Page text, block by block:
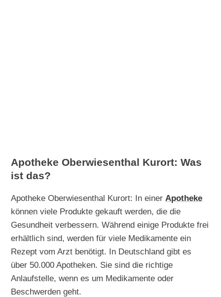
Apotheke Oberwiesenthal Kurort: Was
ist das?
Apotheke Oberwiesenthal Kurort: In einer Apotheke
können viele Produkte gekauft werden, die die
Gesundheit verbessern. Während einige Produkte frei
erhältlich sind, werden für viele Medikamente ein
Rezept vom Arzt benötigt. In Deutschland gibt es
über 50.000 Apotheken. Sie sind die richtige
Anlaufstelle, wenn es um Medikamente oder
Beschwerden geht.